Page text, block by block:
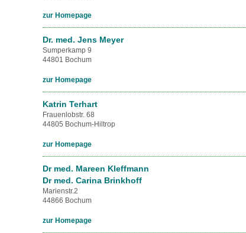
zur Homepage
Dr. med. Jens Meyer
Sumperkamp 9
44801 Bochum
zur Homepage
Katrin Terhart
Frauenlobstr. 68
44805 Bochum-Hiltrop
zur Homepage
Dr med. Mareen Kleffmann
Dr med. Carina Brinkhoff
Marienstr.2
44866 Bochum
zur Homepage